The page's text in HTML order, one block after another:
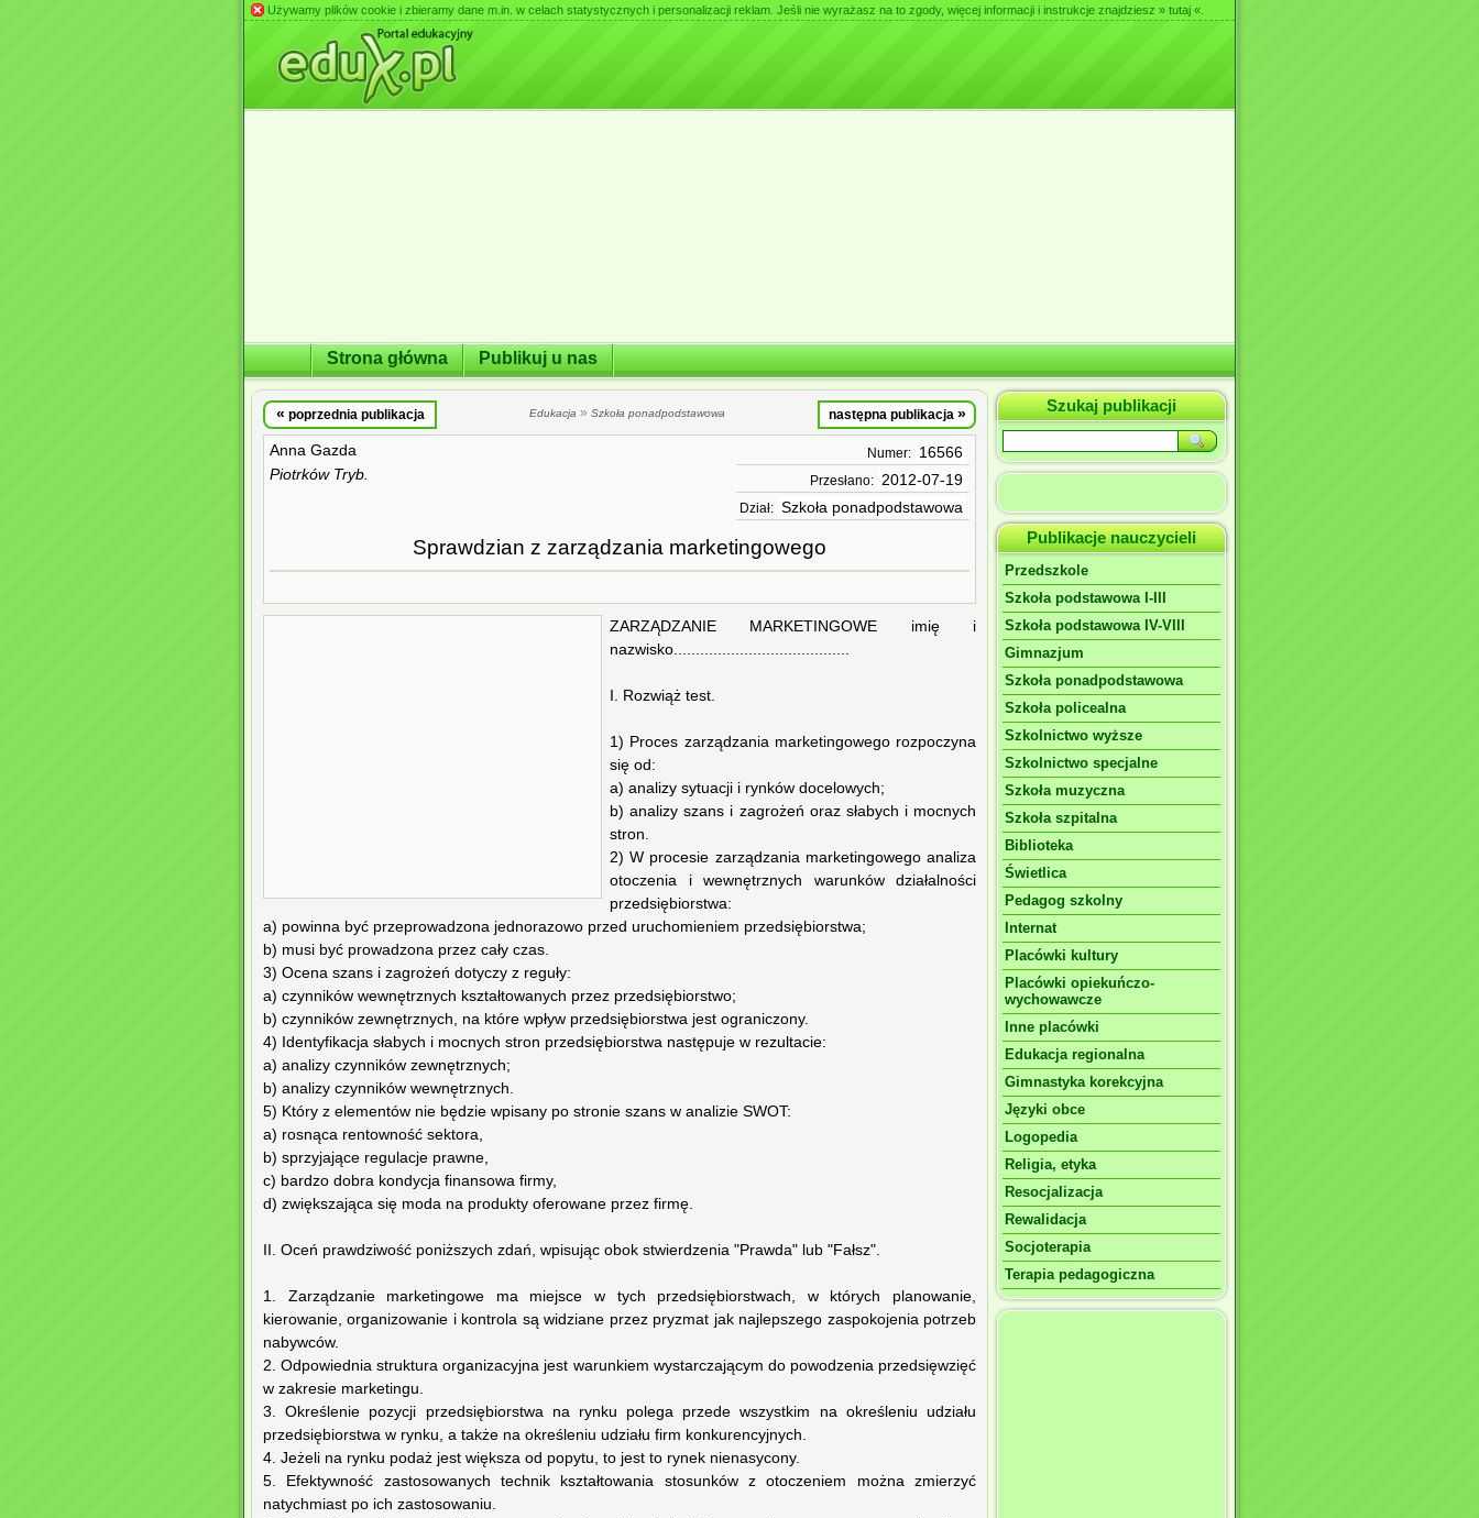
Używamy plików cookie i zbieramy dane m.in. w celach statystycznych i personalizacji reklam. Jeśli nie wyrażasz na to zgody, więcej informacji i instrukcje znajdziesz » tutaj «
Strona główna Publikuj u nas
« poprzednia publikacja Edukacja » Szkoła ponadpodstawowa następna publikacja »
Anna Gazda
Piotrków Tryb.
Numer: 16566
Przesłano: 2012-07-19
Dział: Szkoła ponadpodstawowa
Sprawdzian z zarządzania marketingowego
ZARZĄDZANIE MARKETINGOWE imię i
nazwisko........................................
I. Rozwiąż test.
1) Proces zarządzania marketingowego rozpoczyna
się od:
a) analizy sytuacji i rynków docelowych;
b) analizy szans i zagrożeń oraz słabych i mocnych
stron.
2) W procesie zarządzania marketingowego analiza
otoczenia i wewnętrznych warunków działalności
przedsiębiorstwa:
a) powinna być przeprowadzona jednorazowo przed uruchomieniem przedsiębiorstwa;
b) musi być prowadzona przez cały czas.
3) Ocena szans i zagrożeń dotyczy z reguły:
a) czynników wewnętrznych kształtowanych przez przedsiębiorstwo;
b) czynników zewnętrznych, na które wpływ przedsiębiorstwa jest ograniczony.
4) Identyfikacja słabych i mocnych stron przedsiębiorstwa następuje w rezultacie:
a) analizy czynników zewnętrznych;
b) analizy czynników wewnętrznych.
5) Który z elementów nie będzie wpisany po stronie szans w analizie SWOT:
a) rosnąca rentowność sektora,
b) sprzyjające regulacje prawne,
c) bardzo dobra kondycja finansowa firmy,
d) zwiększająca się moda na produkty oferowane przez firmę.
II. Oceń prawdziwość poniższych zdań, wpisując obok stwierdzenia "Prawda" lub "Fałsz".
1. Zarządzanie marketingowe ma miejsce w tych przedsiębiorstwach, w których planowanie,
kierowanie, organizowanie i kontrola są widziane przez pryzmat jak najlepszego zaspokojenia potrzeb
nabywców.
2. Odpowiednia struktura organizacyjna jest warunkiem wystarczającym do powodzenia przedsięwzięć
w zakresie marketingu.
3. Określenie pozycji przedsiębiorstwa na rynku polega przede wszystkim na określeniu udziału
przedsiębiorstwa w rynku, a także na określeniu udziału firm konkurencyjnych.
4. Jeżeli na rynku podaż jest większa od popytu, to jest to rynek nienasycony.
5. Efektywność zastosowanych technik kształtowania stosunków z otoczeniem można zmierzyć
natychmiast po ich zastosowaniu.
Szukaj publikacji
Publikacje nauczycieli
Przedszkole
Szkoła podstawowa I-III
Szkoła podstawowa IV-VIII
Gimnazjum
Szkoła ponadpodstawowa
Szkoła policealna
Szkolnictwo wyższe
Szkolnictwo specjalne
Szkoła muzyczna
Szkoła szpitalna
Biblioteka
Świetlica
Pedagog szkolny
Internat
Placówki kultury
Placówki opiekuńczo-
wychowawcze
Inne placówki
Edukacja regionalna
Gimnastyka korekcyjna
Języki obce
Logopedia
Religia, etyka
Resocjalizacja
Rewalidacja
Socjoterapia
Terapia pedagogiczna